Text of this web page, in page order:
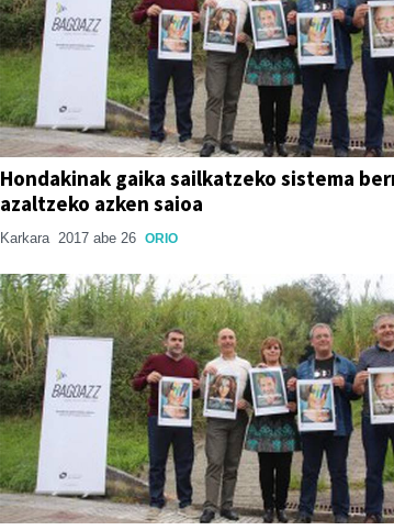
Hondakinak gaika sailkatzeko sistema
azaltzeko azken saioa
Karkara 2017 abe 26 ORIO